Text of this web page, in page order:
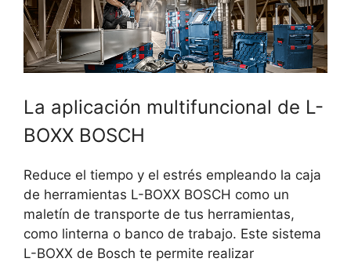
La aplicación multifuncional de L-
BOXX BOSCH
Reduce el tiempo y el estrés empleando la caja
de herramientas L-BOXX BOSCH como un
maletín de transporte de tus herramientas,
como linterna o banco de trabajo. Este sistema
L-BOXX de Bosch te permite realizar